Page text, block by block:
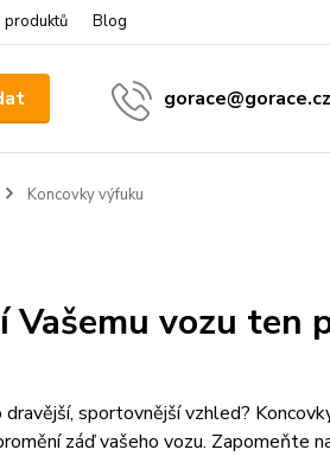
produktů Blog
gorace@gorace.cz
Koncovky výfuku
Vašemu vozu ten
sportovnější vzhled?
záď vašeho vozu. Zapomeňte